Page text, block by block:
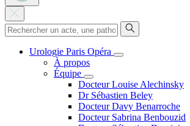
Urologie Paris Opéra
À propos
Équipe
Docteur Louise Alechinsky
Dr Sébastien Beley
Docteur Davy Benarroche
Docteur Sabrina Benbouzid